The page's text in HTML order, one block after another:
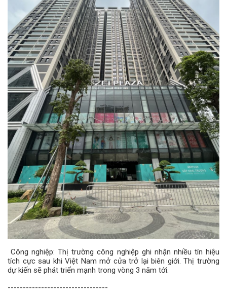
Công nghiệp: Thị trường công nghiệp ghi nhận nhiều tín hiệu
tích cực sau khi Việt Nam mở cửa trở lại biên giới. Thị trường
dự kiến ​​sẽ phát triển mạnh trong vòng 3 năm tới.
---------------------------------